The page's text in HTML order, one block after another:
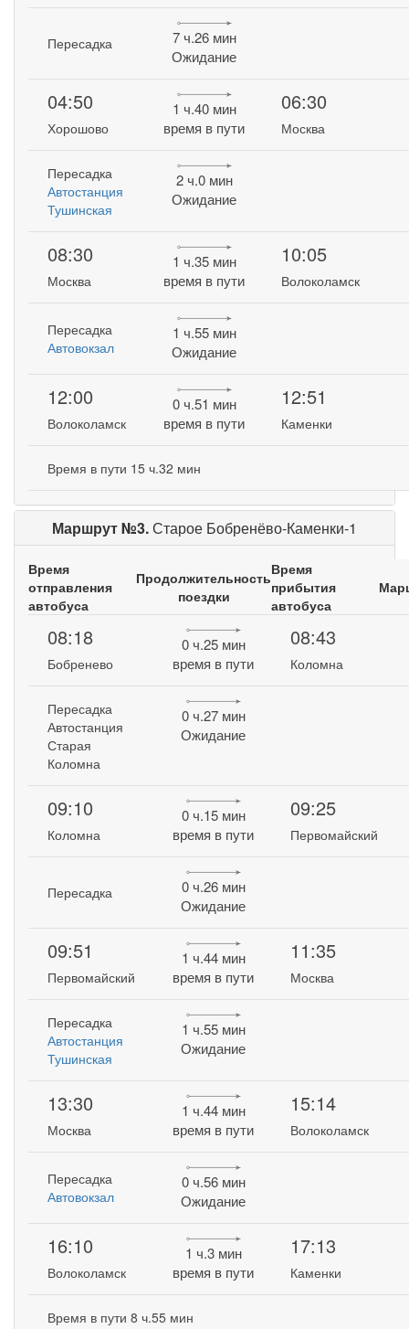
Пересадка
7 ч.26 мин
Ожидание
04:50
Хорошово
1 ч.40 мин
время в пути
06:30
Москва
Пересадка
Автостанция
Тушинская
2 ч.0 мин
Ожидание
08:30
Москва
1 ч.35 мин
время в пути
10:05
Волоколамск
Пересадка
Автовокзал
1 ч.55 мин
Ожидание
12:00
Волоколамск
0 ч.51 мин
время в пути
12:51
Каменки
Время в пути 15 ч.32 мин
Маршрут №3.Старое Бобренёво-Каменки-1
Время
отправления
автобуса
Продолжительность
поездки
Время
прибытия
автобуса
08:18
Бобренево
0 ч.25 мин
время в пути
08:43
Коломна
Пересадка
Автостанция
Старая
Коломна
0 ч.27 мин
Ожидание
09:10
Коломна
0 ч.15 мин
время в пути
09:25
Первомайский
Пересадка
0 ч.26 мин
Ожидание
09:51
Первомайский
1 ч.44 мин
время в пути
11:35
Москва
Пересадка
Автостанция
Тушинская
1 ч.55 мин
Ожидание
13:30
Москва
1 ч.44 мин
время в пути
15:14
Волоколамск
Пересадка
Автовокзал
0 ч.56 мин
Ожидание
16:10
Волоколамск
1 ч.3 мин
время в пути
17:13
Каменки
Время в пути 8 ч.55 мин